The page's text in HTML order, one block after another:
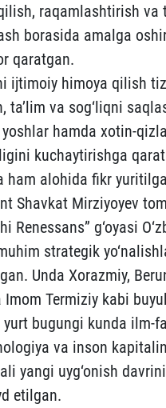
raqamlashtirish va
borasida amalga
qaratgan.
ijtimoiy himoya qilish
ta’lim va sog‘liqni
hamda xotin-
kuchaytirishga
ham alohida fikr
Shavkat Mirziyoyev
Renessans” g‘oyasi
strategik
Unda Xorazmiy,
Imom Termiziy kabi
bugungi kunda ilm-
va inson
yangi uyg‘onish
etilgan.